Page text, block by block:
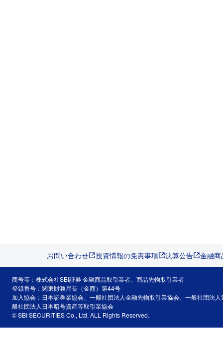
お問い合わせ 投資情報の免責事項 決算公告 金融
商号等：株式会社SBI証券 金融商品取引業者、商品先物取引業者
登録番号：関東財務局長（金商）第44号
加入協会：日本証券業協会、一般社団法人金融先物取引業協会、一般社団法
般社団法人日本暗号資産等取引業協会
© SBI SECURITIES Co., Ltd. ALL Rights Reserved.